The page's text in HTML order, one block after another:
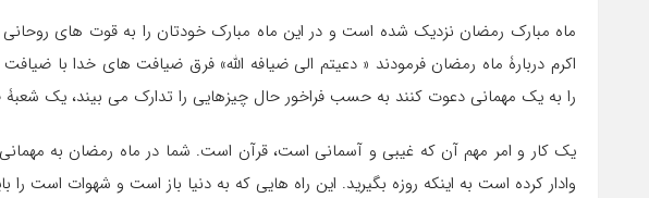
ماه مبارک رمضان نزدیک شده است و در این ماه مبارک خودتان را به قوت های
اکرم دربارۀ ماه رمضان فرمودند « دعیتم الی ضیافه الله» فرق ضیافت های خدا با
را به یک مهمانی دعوت کنند به حسب فراخور حال چیزهایی را تدارک می بیند، یک
یک کار و امر مهم آن که غیبی و آسمانی است، قرآن است. شما در ماه رمضان به
وادار کرده است به اینکه روزه بگیرید. این راه هایی که به دنیا باز است و شهوات است را